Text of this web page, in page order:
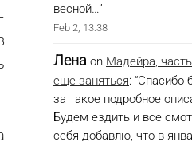
весной…”
Feb 2, 13:38
Лена on Мадейра,
еще заняться: “Спасибо
за такое подробное
Будем ездить и все
себя добавлю, что в